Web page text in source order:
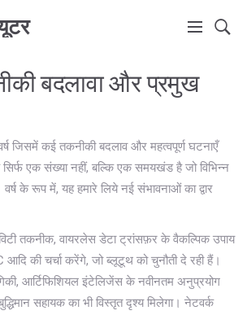
बदलावा और प्रमुख
वर्ष जिसमें कई तकनीकी बदलाव और महत्वपूर्ण घटनाएँ
एक संख्या नहीं, बल्कि एक समयखंड है जो विभिन्न
वर्षके रूप में, यह हमारे लिये नई संभावनाओं का द्वार
तकनीक, वायरलेस डेटा ट्रांसफ़र के वैकल्पिक उपाय
आदि की चर्चा करेंगे, जो ब्लूटूथ को चुनौती दे रही हैं।
, आर्टिफिशियल इंटेलिजेंस के नवीनतम अनुप्रयोग
सहायकका भी विस्तृत दृश्य मिलेगा। नेटवर्क